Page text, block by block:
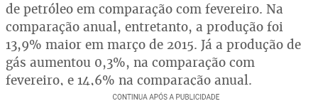
de petróleo em comparação com fevereiro. Na
comparação anual, entretanto, a produção foi
13,9% maior em março de 2015. Já a produção de
gás aumentou 0,3%, na comparação com
fevereiro, e 14,6% na comparação anual.